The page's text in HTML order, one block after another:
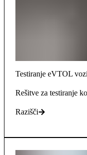
Testiranje eVTOL
Rešitve za testiranje
Razišči